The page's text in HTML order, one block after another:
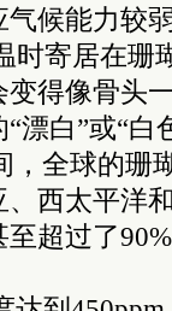
候能力较
时寄居在珊
得像骨头
漂白”或“白
，全球的珊
西太平洋
超过了